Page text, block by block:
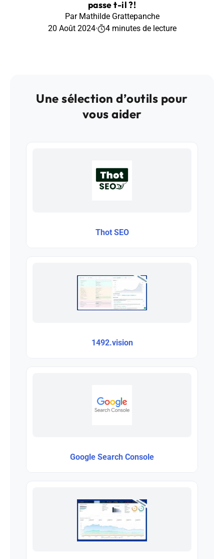
passe t-il ?!
Par Mathilde Grattepanche
20 Août 2024· 4 minutes de lecture
Une sélection d’outils pour
vous aider
Thot SEO
1492.vision
Google Search Console